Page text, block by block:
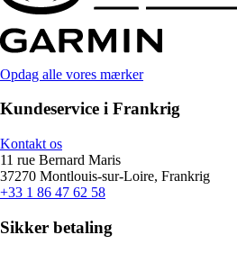
Opdag alle vores mærker
Kundeservice i Frankrig
Kontakt os
11 rue Bernard Maris
37270 Montlouis-sur-Loire, Frankrig
+33 1 86 47 62 58
Sikker betaling